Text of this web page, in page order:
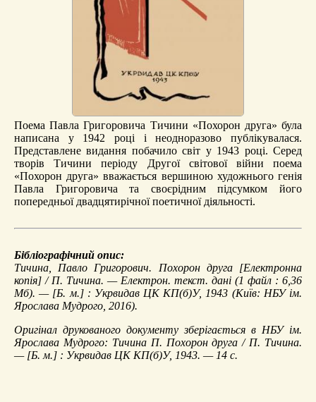
Поема Павла Григоровича Тичини «Похорон друга» була
написана у 1942 році і неодноразово публікувалася.
Представлене видання побачило світ у 1943 році. Серед
творів Тичини періоду Другої світової війни поема
«Похорон друга» вважається вершиною художнього генія
Павла Григоровича та своєрідним підсумком його
попередньої двадцятирічної поетичної діяльності.
Бібліографічний опис:
Тичина, Павло Григорович. Похорон друга[Електронна
копія] / П. Тичина. — Електрон. текст. дані (1 файл : 6,36
Мб). — [Б. м.] : Укрвидав ЦК КП(б)У, 1943 (Київ: НБУ ім.
Ярослава Мудрого, 2016).
Оригінал друкованого документу зберігається в НБУ ім.
Ярослава Мудрого: Тичина П. Похорон друга / П. Тичина.
— [Б. м.] : Укрвидав ЦК КП(б)У, 1943. — 14 с.